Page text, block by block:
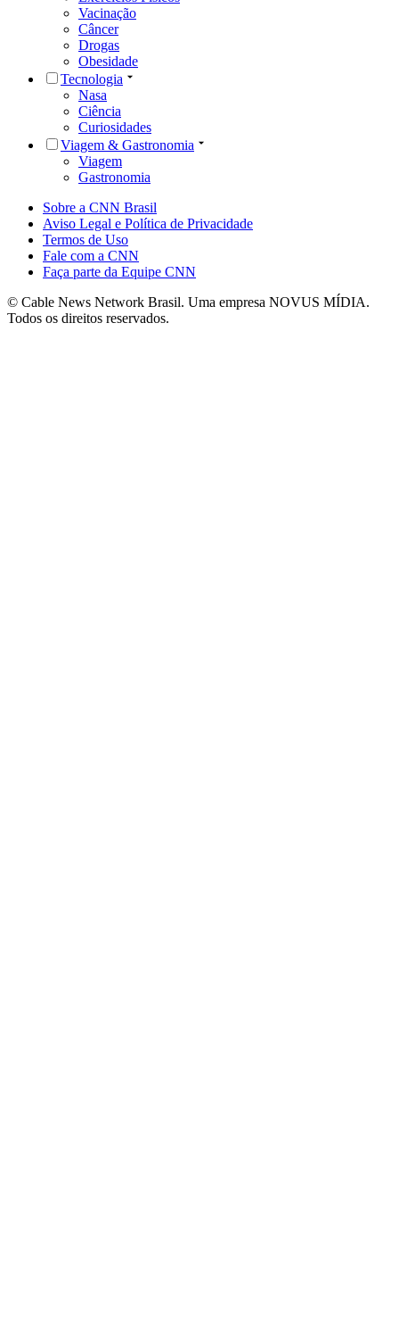
Vacinação
Câncer
Drogas
Obesidade
Tecnologia
Nasa
Ciência
Curiosidades
Viagem & Gastronomia
Viagem
Gastronomia
Sobre a CNN Brasil
Aviso Legal e Política de Privacidade
Termos de Uso
Fale com a CNN
Faça parte da Equipe CNN
© Cable News Network Brasil. Uma empresa NOVUS MÍDIA.
Todos os direitos reservados.